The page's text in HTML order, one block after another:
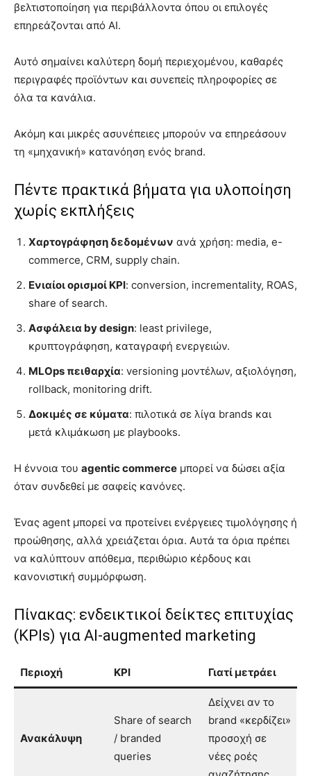
βελτιστοποίηση για περιβάλλοντα όπου οι επιλογές
επηρεάζονται από AI.
Αυτό σημαίνει καλύτερη δομή περιεχομένου, καθαρές
περιγραφές προϊόντων και συνεπείς πληροφορίες σε
όλα τα κανάλια.
Ακόμη και μικρές ασυνέπειες μπορούν να επηρεάσουν
τη «μηχανική» κατανόηση ενός brand.
Πέντε πρακτικά βήματα για υλοποίηση
χωρίς εκπλήξεις
Χαρτογράφηση δεδομένων ανά χρήση: media, e-
commerce, CRM, supply chain.
Ενιαίοι ορισμοί KPI: conversion, incrementality, ROAS,
share of search.
Ασφάλεια by design: least privilege,
κρυπτογράφηση, καταγραφή ενεργειών.
MLOps πειθαρχία: versioning μοντέλων, αξιολόγηση,
rollback, monitoring drift.
Δοκιμές σε κύματα: πιλοτικά σε λίγα brands και
μετά κλιμάκωση με playbooks.
Η έννοια του agentic commerce μπορεί να δώσει αξία
όταν συνδεθεί με σαφείς κανόνες.
Ένας agent μπορεί να προτείνει ενέργειες τιμολόγησης ή
προώθησης, αλλά χρειάζεται όρια. Αυτά τα όρια πρέπει
να καλύπτουν απόθεμα, περιθώριο κέρδους και
κανονιστική συμμόρφωση.
Πίνακας: ενδεικτικοί δείκτες επιτυχίας
(KPIs) για AI-augmented marketing
Περιοχή KPI Γιατί μετράει
Ανακάλυψη
Share of search
/ branded
queries
Δείχνει αν το
brand «κερδίζει»
προσοχή σε
νέες ροές